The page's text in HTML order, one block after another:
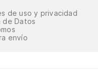
de uso y privacidad
de Datos
envío